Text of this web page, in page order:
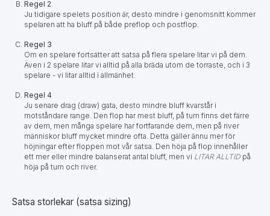
Regel 2
Ju tidigare spelets position är, desto mindre i genomsnitt kommer
spelaren att ha bluff på både preflop och postflop.
Regel 3
Om en spelare fortsätter att satsa på flera spelare litar vi på dem.
Även i 2 spelare litar vi alltid på alla bräda utom de torraste, och i 3
spelare - vi litar alltid i allmänhet.
Regel 4
Ju senare drag (draw) gata, desto mindre bluff kvarstår i
motståndare range. Den flop har mest bluff, på turn finns det färre
av dem, men många spelare har fortfarande dem, men på river
människor bluff mycket mindre ofta. Detta gäller ännu mer för
höjningar efter floppen mot vår satsa. Den höja på flop innehåller
ett mer eller mindre balanserat antal bluff, men vi LITAR ALLTID på
höja på turn och river.
Satsa storlekar (satsa sizing)